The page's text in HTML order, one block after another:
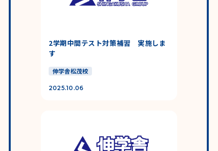
2学期中間テスト対策補習 実施しま
す
伸学舎松茂校
2025.10.06